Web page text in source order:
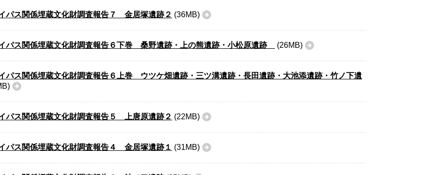
パス関係埋蔵文化財調査報告７ 金居塚遺跡２ (36MB)
パス関係埋蔵文化財調査報告６下巻 桑野遺跡・上の熊遺跡・小松原遺跡 (26MB)
パス関係埋蔵文化財調査報告６上巻 ウツケ畑遺跡・三ツ溝遺跡・長田遺跡・大池添遺跡・竹ノ下遺
パス関係埋蔵文化財調査報告５ 上唐原遺跡２ (22MB)
パス関係埋蔵文化財調査報告４ 金居塚遺跡１ (31MB)